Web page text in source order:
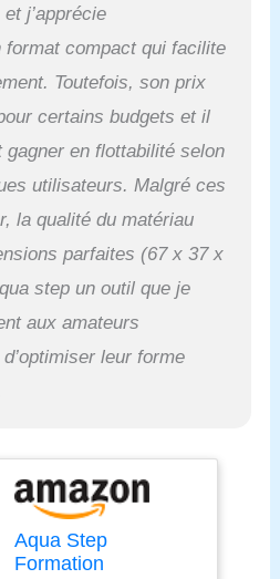
j’apprécie
compact qui facilite
Toutefois, son prix
certains budgets et il
gagner en flottabilité selon
utilisateurs. Malgré ces
la qualité du matériau
parfaites (67 x 37 x
step un outil que je
aux amateurs
leur forme
Aqua Step
Formation